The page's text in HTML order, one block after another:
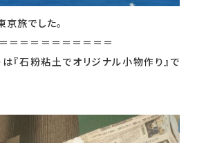
旅でした。
＝＝＝＝＝＝＝＝＝＝
『石粉粘土でオリジナル小物作り』で